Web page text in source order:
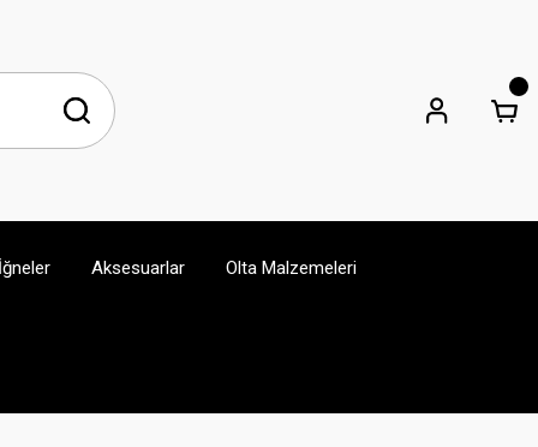
Aksesuarlar Olta Malzemeleri